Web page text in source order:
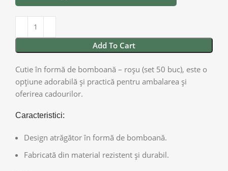
Add To Cart
Cutie în formă de bomboană – roșu (set 50 buc), este o
opțiune adorabilă și practică pentru ambalarea și
oferirea cadourilor.
Caracteristici:
Design atrăgător în formă de bomboană.
Fabricată din material rezistent și durabil.